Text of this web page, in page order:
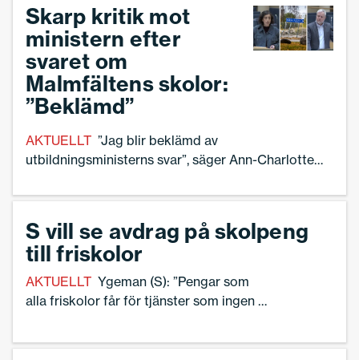
Malmfälten.
Skarp kritik mot
ministern efter
svaret om
Malmfältens skolor:
”Beklämd”
AKTUELLT ”Jag blir beklämd av
utbildningsministerns svar”, säger Ann-Charlotte
Skolledare.
S vill se avdrag på skolpeng
till friskolor
AKTUELLT Ygeman (S): ”Pengar som
alla friskolor får för tjänster som ingen av